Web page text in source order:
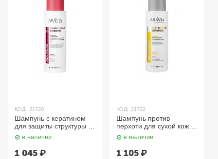
КОД: 21720
Шампунь с кератином
для защиты структуры и
цвета поврежденных и
окрашенных волос 400
мл Aravia
в наличии
1 045₽
КОД: 21722
Шампунь против
перхоти для сухой кожи
головы 400 мл Aravia
в наличии
1 105₽